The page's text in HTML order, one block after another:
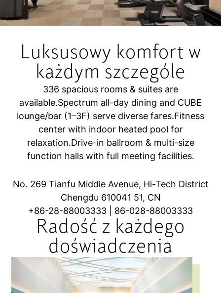
Luksusowy komfort w
każdym szczególe
336 spacious rooms & suites are
available.Spectrum all-day dining and CUBE
lounge/bar (1–3F) serve diverse fares.Fitness
center with indoor heated pool for
relaxation.Drive-in ballroom & multi-size
function halls with full meeting facilities.
No. 269 Tianfu Middle Avenue, Hi-Tech District
Chengdu 610041 51, CN
+86-28-88003333 86-028-88003333
Radość z każdego
doświadczenia